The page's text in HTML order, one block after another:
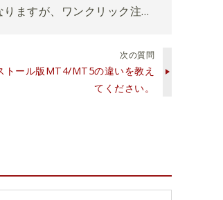
ますが、ワンクリック注文
次の質問
ール版MT4/MT5の違いを教え
てください。